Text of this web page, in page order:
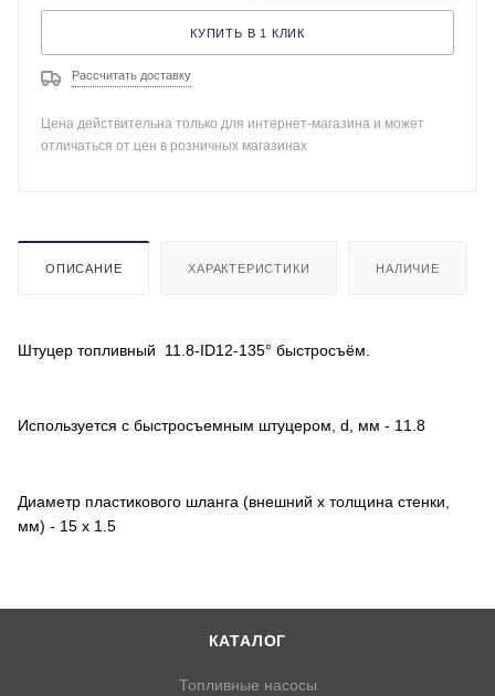
КУПИТЬ В 1 КЛИК
Рассчитать доставку
Цена действительна только для интернет-магазина и может
отличаться от цен в розничных магазинах
ОПИСАНИЕ ХАРАКТЕРИСТИКИ НАЛИЧИЕ
Штуцер топливный 11.8-ID12-135° быстросъём.
Используется с быстросъемным штуцером, d, мм - 11.8
Диаметр пластикового шланга (внешний х толщина стенки,
мм) - 15 х 1.5
КАТАЛОГ
Топливные насосы